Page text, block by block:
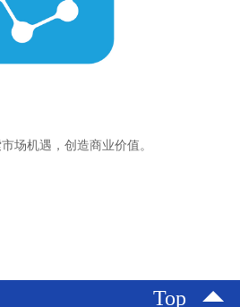
场机遇，创造商业价值。
Top